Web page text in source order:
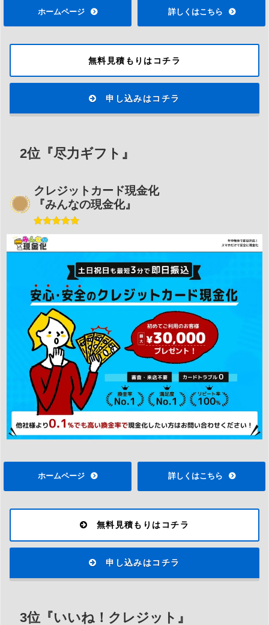
ホームページ 詳しくはこちら
無料見積もりはコチラ
申し込みはコチラ
2位『尽力ギフト』
クレジットカード現金化
『みんなの現金化』
ホームページ 詳しくはこちら
無料見積もりはコチラ
申し込みはコチラ
3位『いいね！クレジット』